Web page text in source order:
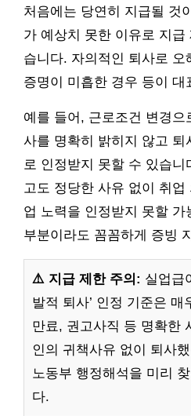
처음에는 당연히 지급될 것
가 예상치 못한 이유로 지급
습니다. 자의적인 퇴사로 오
증명이 미흡한 경우 등이 대
예를 들어, 근로조건 변경으
사를 명확히 밝히지 않고 퇴
로 인정받지 못할 수 있습
고도 정당한 사유 없이 취업
업 노력을 인정받지 못할
부분이라도 꼼꼼하게 증빙
⚠️ 지급 제한 주의: 실업급
발적 퇴사’ 인정 기준은
만료, 권고사직 등 명확한
인의 귀책사유 없이 퇴사
노동부 행정해석을 미리
다.